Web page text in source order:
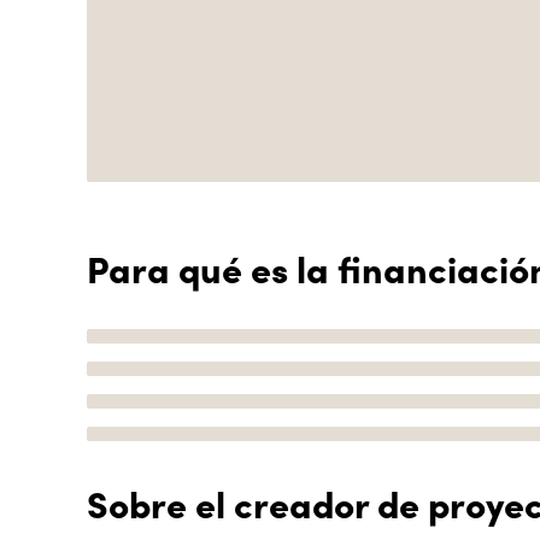
Para qué es la
Sobre el creador de